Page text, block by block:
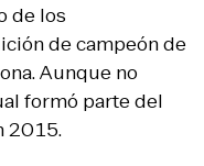
de los
de campeón de
Aunque no
formó parte del
2015.